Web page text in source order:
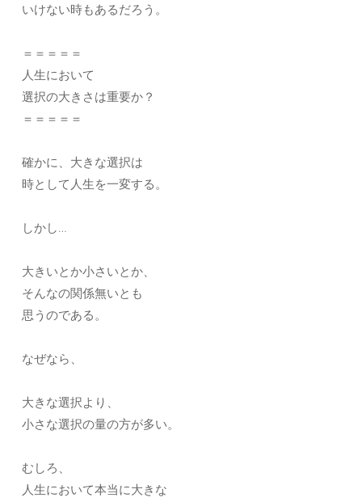
いけない時もあるだろう。
＝＝＝＝＝
人生において
選択の大きさは重要か？
＝＝＝＝＝
確かに、大きな選択は
時として人生を一変する。
しかし…
大きいとか小さいとか、
そんなの関係無いとも
思うのである。
なぜなら、
大きな選択より、
小さな選択の量の方が多い。
むしろ、
人生において本当に大きな